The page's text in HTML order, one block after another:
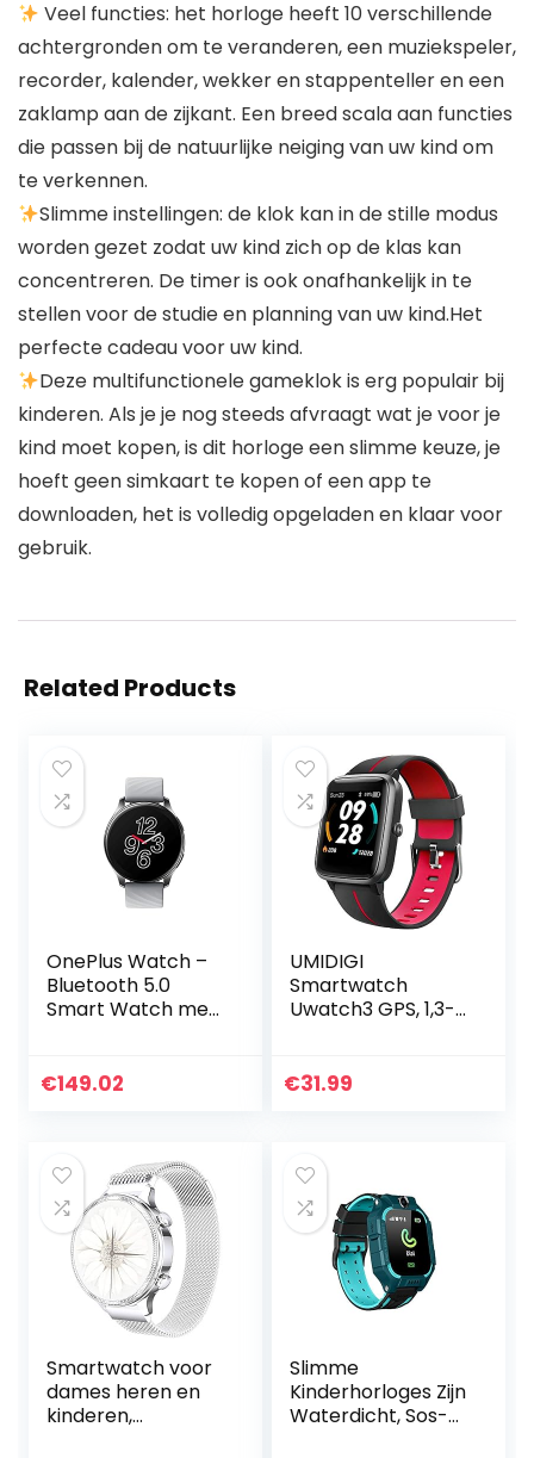
Veel functies: het horloge heeft 10 verschillende
achtergronden om te veranderen, een muziekspeler,
recorder, kalender, wekker en stappenteller en een
zaklamp aan de zijkant. Een breed scala aan functies
die passen bij de natuurlijke neiging van uw kind om
te verkennen.
Slimme instellingen: de klok kan in de stille modus
worden gezet zodat uw kind zich op de klas kan
concentreren. De timer is ook onafhankelijk in te
stellen voor de studie en planning van uw kind.Het
perfecte cadeau voor uw kind.
Deze multifunctionele gameklok is erg populair bij
kinderen. Als je je nog steeds afvraagt ​​wat je voor je
kind moet kopen, is dit horloge een slimme keuze, je
hoeft geen simkaart te kopen of een app te
downloaden, het is volledig opgeladen en klaar voor
gebruik.
Related Products
OnePlus Watch –
Bluetooth 5.0
Smart Watch met
5ATM + IP68
€149.02
UMIDIGI
Smartwatch
Uwatch3 GPS, 1,3-
Ingebouwde GPS
€31.99
Smartwatch voor
dames heren en
kinderen,
Slimme
Kinderhorloges Zijn
Waterdicht, Sos-